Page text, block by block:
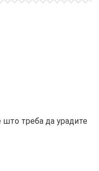
треба да урадите